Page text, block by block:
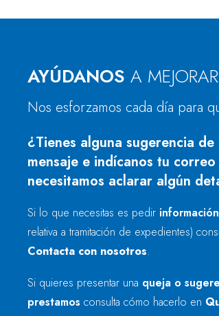
AYÚDANOS A MEJORAR
Nos esforzamos cada día para
¿Tienes alguna sugerencia
mensaje e indícanos tu
necesitamos aclarar algún
Si lo que necesitas es pedir
relativa a tramitación de expedientes)
Contacta con nosotros.
Si quieres presentar una queja o
prestamos consulta cómo hacerlo en